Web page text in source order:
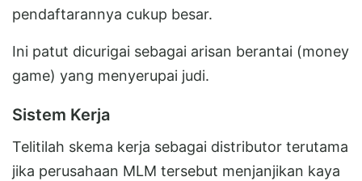
pendaftarannya cukup besar.
Ini patut dicurigai sebagai arisan berantai (money
game) yang menyerupai judi.
Sistem Kerja
Telitilah skema kerja sebagai distributor terutama
jika perusahaan MLM tersebut menjanjikan kaya